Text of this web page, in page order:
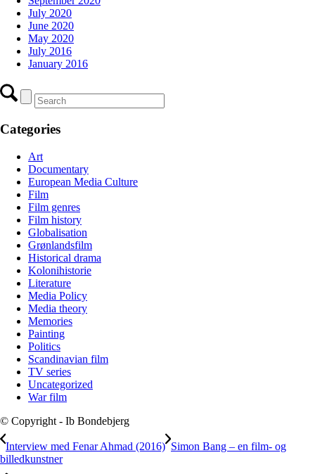
July 2020
June 2020
May 2020
July 2016
January 2016
Categories
Art
Documentary
European Media Culture
Film
Film genres
Film history
Globalisation
Grønlandsfilm
Historical drama
Kolonihistorie
Literature
Media Policy
Media theory
Memories
Painting
Politics
Scandinavian film
TV series
Uncategorized
War film
© Copyright - Ib Bondebjerg
Interview med Fenar Ahmad (2016) Simon Bang – en film- og
billedkunstner